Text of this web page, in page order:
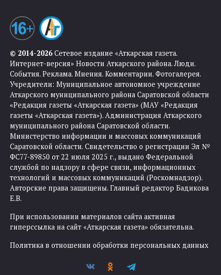
© 2014-2026Сетевое издание «Аткарская газета.
Интернет-версия» Новости Аткарского района. Люди.
События. Реклама. Мнения. Комментарии. Фотогалерея.
Учредители: Муниципальное автономное учреждение
Аткарского муниципального района Саратовской области
«Редакция газеты «Аткарская газета» (МАУ «Редакция
газеты «Аткарская газета»). Администрация Аткарского
муниципального района Саратовской области.
Министерство информации и массовых коммуникаций
Саратовской области. Свидетельство о регистрации Эл №
ФС77-89850 от 22 июля 2025 г., выдано Федеральной
службой по надзору в сфере связи, информационных
технологий и массовых коммуникаций (Роскомнадзор).
Авторские права защищены. Главный редактор Бадикова
Е.В.
При использовании материалов сайта активная
гиперссылка на сайт «Аткарская газета» обязательна.
Политика в отношении обработки персональных данных